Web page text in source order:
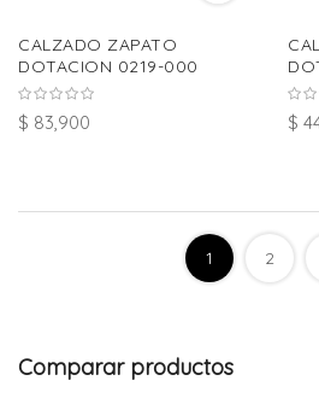
CALZADO ZAPATO
DOTACION 0219-000
$ 83,900 $
1 2
Comparar productos